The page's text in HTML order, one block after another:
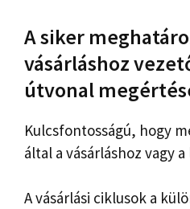
A siker
vásárláshoz
útvonal
Kulcsfontosságú, hogy
által a vásárláshoz vagy
A vásárlási ciklusok a